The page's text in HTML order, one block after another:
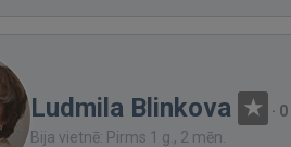
Ludmila Blinkova ·
Bija vietnē: Pirms 1 g., 2 mēn.